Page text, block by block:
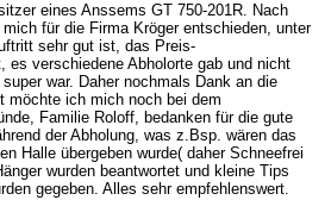
eines Anssems GT 750-201R. Nach
für die Firma Kröger entschieden, unter
sehr gut ist, das Preis-
es verschiedene Abholorte gab und nicht
war. Daher nochmals Dank an die
möchte ich mich noch bei dem
Familie Roloff, bedanken für die gute
der Abholung, was z.Bsp. wären das
Halle übergeben wurde( daher Schneefrei
wurden beantwortet und kleine Tips
gegeben. Alles sehr empfehlenswert.